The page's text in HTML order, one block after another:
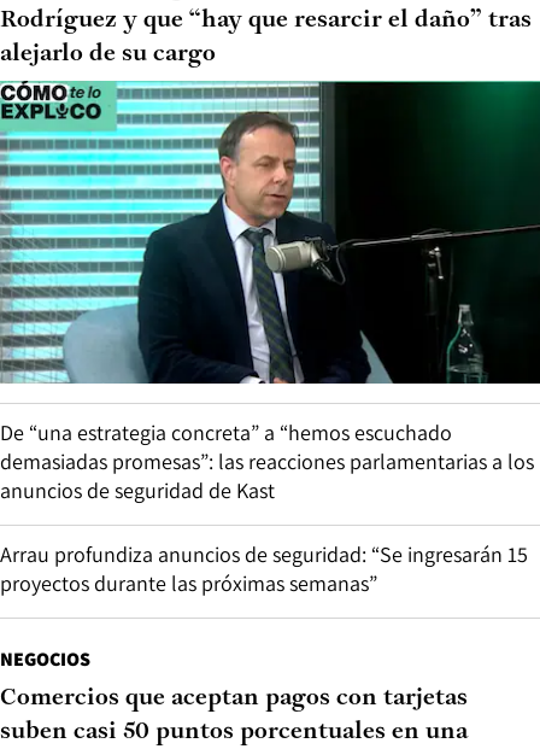
Rodríguez y que “hay que resarcir el daño” tras
alejarlo de su cargo
De “una estrategia concreta” a “hemos escuchado
demasiadas promesas”: las reacciones parlamentarias a los
anuncios de seguridad de Kast
Arrau profundiza anuncios de seguridad: “Se ingresarán 15
proyectos durante las próximas semanas”
NEGOCIOS
Comercios que aceptan pagos con tarjetas
suben casi 50 puntos porcentuales en una